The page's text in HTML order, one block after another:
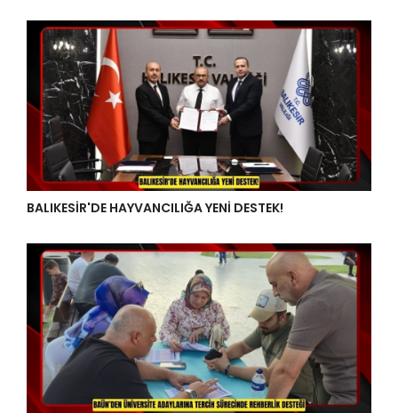
BALIKESİR'DE HAYVANCILIĞA YENİ DESTEK!